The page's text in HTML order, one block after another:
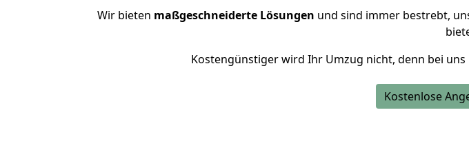
Wir bieten maßgeschneiderte Lösungen und sind immer bestrebt,
Kostengünstiger wird Ihr Umzug nicht, denn bei uns
Kostenlose